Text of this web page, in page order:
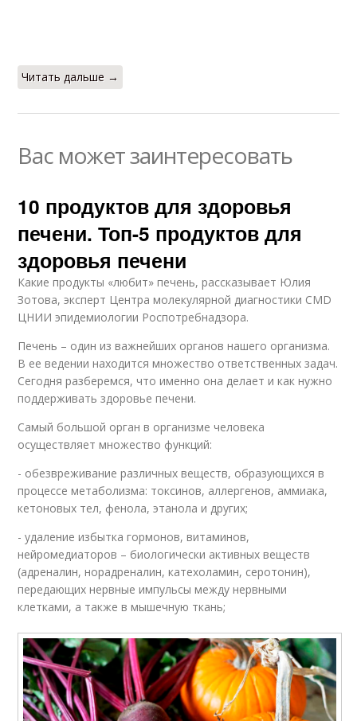
Читать дальше →
Вас может заинтересовать
10 продуктов для здоровья
печени. Топ-5 продуктов для
здоровья печени
Какие продукты «любит» печень, рассказывает Юлия
Зотова, эксперт Центра молекулярной диагностики CMD
ЦНИИ эпидемиологии Роспотребнадзора.
Печень – один из важнейших органов нашего организма.
В ее ведении находится множество ответственных задач.
Сегодня разберемся, что именно она делает и как нужно
поддерживать здоровье печени.
Самый большой орган в организме человека
осуществляет множество функций:
- обезвреживание различных веществ, образующихся в
процессе метаболизма: токсинов, аллергенов, аммиака,
кетоновых тел, фенола, этанола и других;
- удаление избытка гормонов, витаминов,
нейромедиаторов – биологически активных веществ
(адреналин, норадреналин, катехоламин, серотонин),
передающих нервные импульсы между нервными
клетками, а также в мышечную ткань;